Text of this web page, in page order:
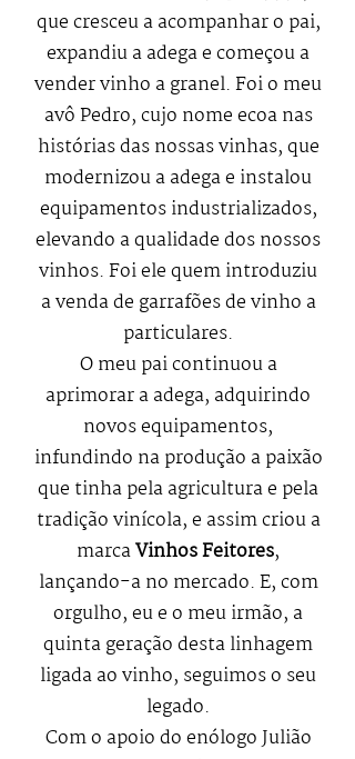
que cresceu a acompanhar o pai,
expandiu a adega e começou a
vender vinho a granel. Foi o meu
avô Pedro, cujo nome ecoa nas
histórias das nossas vinhas, que
modernizou a adega e instalou
equipamentos industrializados,
elevando a qualidade dos nossos
vinhos. Foi ele quem introduziu
a venda de garrafões de vinho a
particulares.
O meu pai continuou a
aprimorar a adega, adquirindo
novos equipamentos,
infundindo na produção a paixão
que tinha pela agricultura e pela
tradição vinícola, e assim criou a
marcaVinhos Feitores,
lançando-a no mercado. E, com
orgulho, eu e o meu irmão, a
quinta geração desta linhagem
ligada ao vinho, seguimos o seu
legado.
Com o apoio do enólogo Julião